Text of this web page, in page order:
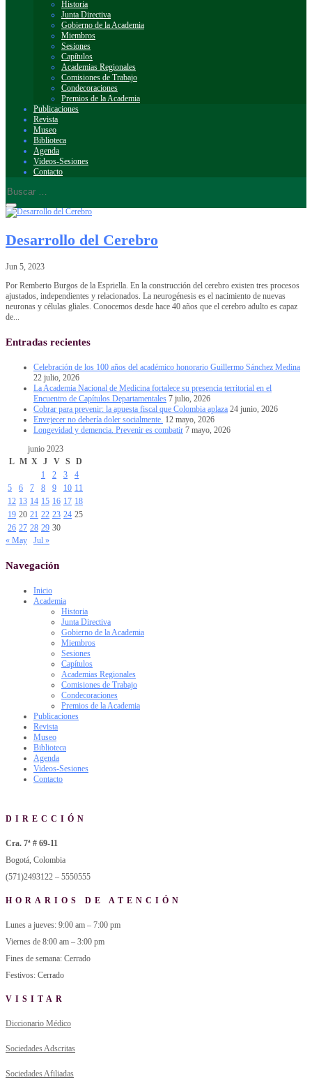
Historia
Junta Directiva
Gobierno de la Academia
Miembros
Sesiones
Capítulos
Academias Regionales
Comisiones de Trabajo
Condecoraciones
Premios de la Academia
Publicaciones
Revista
Museo
Biblioteca
Agenda
Videos-Sesiones
Contacto
Desarrollo del Cerebro
Jun 5, 2023
Por Remberto Burgos de la Espriella. En la construcción del cerebro existen tres procesos
ajustados, independientes y relacionados. La neurogénesis es el nacimiento de nuevas
neuronas y células gliales. Conocemos desde hace 40 años que el cerebro adulto es capaz
de...
Entradas recientes
Celebración de los 100 años del académico honorario Guillermo Sánchez Medina
22 julio, 2026
La Academia Nacional de Medicina fortalece su presencia territorial en el
Encuentro de Capítulos Departamentales 7 julio, 2026
Cobrar para prevenir: la apuesta fiscal que Colombia aplaza 24 junio, 2026
Envejecer no debería doler socialmente. 12 mayo, 2026
Longevidad y demencia. Prevenir es combatir 7 mayo, 2026
junio 2023
L M X J V S
D
1
2 3
4
5
6 7 8 9 10 11
12 13 14 15 16 17 18
19 20 21 22 23 24 25
26 27 28 29 30
« May
Jul »
Navegación
Inicio
Academia
Historia
Junta Directiva
Gobierno de la Academia
Miembros
Sesiones
Capítulos
Academias Regionales
Comisiones de Trabajo
Condecoraciones
Premios de la Academia
Publicaciones
Revista
Museo
Biblioteca
Agenda
Videos-Sesiones
Contacto
DIRECCIÓN
Cra. 7ª # 69-11
Bogotá, Colombia
(571)2493122 – 5550555
HORARIOS DE ATENCIÓN
Lunes a jueves: 9:00 am – 7:00 pm
Viernes de 8:00 am – 3:00 pm
Fines de semana: Cerrado
Festivos: Cerrado
VISITAR
Diccionario Médico
Sociedades Adscritas
Sociedades Afiliadas